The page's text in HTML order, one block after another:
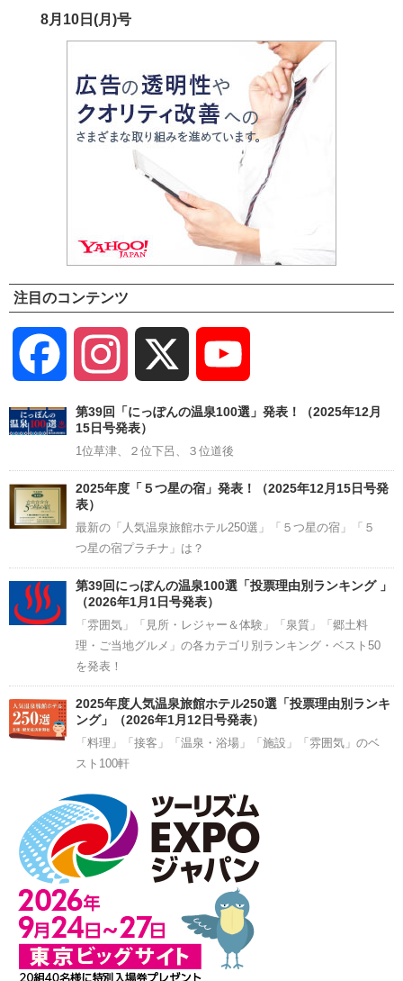
8月10日(月)号
注目のコンテンツ
Facebook Instagram
Channel
第39回「にっぽんの温泉100選」発表！（2025年12月
15日号発表）
1位草津、２位下呂、３位道後
2025年度「５つ星の宿」発表！（2025年12月15日号発
表）
最新の「人気温泉旅館ホテル250選」「５つ星の宿」「５
つ星の宿プラチナ」は？
第39回にっぽんの温泉100選「投票理由別ランキング 」
（2026年1月1日号発表）
「雰囲気」「見所・レジャー＆体験」「泉質」「郷土料
理・ご当地グルメ」の各カテゴリ別ランキング・ベスト50
を発表！
2025年度人気温泉旅館ホテル250選「投票理由別ランキ
ング」（2026年1月12日号発表）
「料理」「接客」「温泉・浴場」「施設」「雰囲気」のベ
スト100軒